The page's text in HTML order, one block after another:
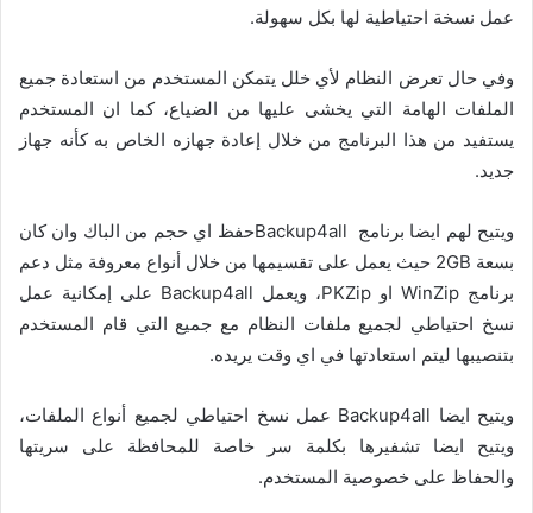
عمل نسخة احتياطية لها بكل سهولة.
وفي حال تعرض النظام لأي خلل يتمكن المستخدم من استعادة جميع
الملفات الهامة التي يخشى عليها من الضياع، كما ان المستخدم
يستفيد من هذا البرنامج من خلال إعادة جهازه الخاص به كأنه جهاز
جديد.
ويتيح لهم ايضا برنامج Backup4allحفظ اي حجم من الباك وان كان
بسعة 2GB حيث يعمل على تقسيمها من خلال أنواع معروفة مثل دعم
برنامج WinZip او PKZip، ويعمل Backup4all على إمكانية عمل
نسخ احتياطي لجميع ملفات النظام مع جميع التي قام المستخدم
بتنصيبها ليتم استعادتها في اي وقت يريده.
ويتيح ايضا Backup4all عمل نسخ احتياطي لجميع أنواع الملفات،
ويتيح ايضا تشفيرها بكلمة سر خاصة للمحافظة على سريتها
والحفاظ على خصوصية المستخدم.